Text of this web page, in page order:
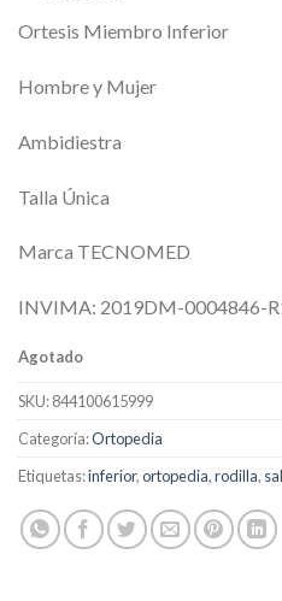
Ortesis Miembro Inferior
Hombre y Mujer
Ambidiestra
Talla Única
Marca TECNOMED
INVIMA: 2019DM-0004846-
Agotado
SKU:844100615999
Categoría:Ortopedia
Etiquetas:inferior,ortopedia,rodilla,